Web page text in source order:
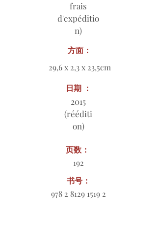
frais
d'expéditio
n)
方面：
29,6 x 2,3 x 23,5cm
日期 ：
2015
(rééditi
on)
页数：
192
书号：
978 2 8129 1519 2